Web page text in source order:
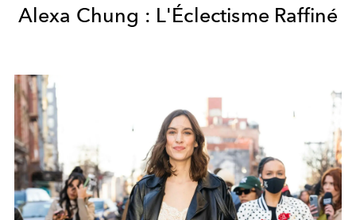
Alexa Chung : L'Éclectisme Raffiné